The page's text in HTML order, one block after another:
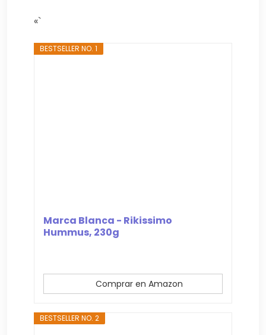
«`
BESTSELLER NO. 1
Marca Blanca - Rikissimo
Hummus, 230g
Comprar en Amazon
BESTSELLER NO. 2